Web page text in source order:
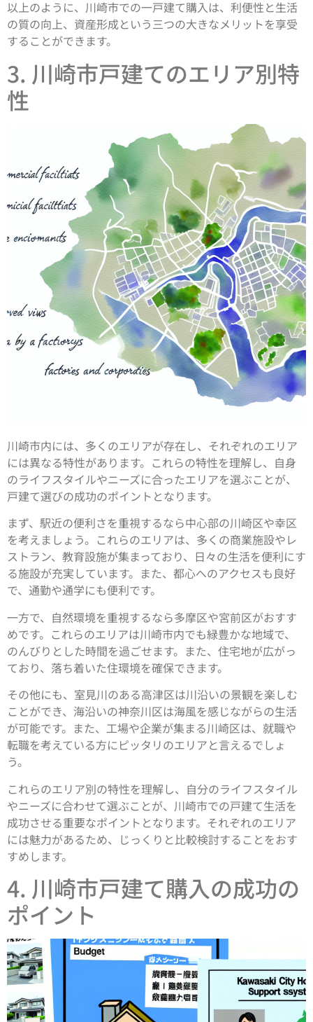
以上のように、川崎市での一戸建て購入は、利便性と生活
の質の向上、資産形成という三つの大きなメリットを享受
することができます。
3. 川崎市戸建てのエリア別特
性
川崎市内には、多くのエリアが存在し、それぞれのエリア
には異なる特性があります。これらの特性を理解し、自身
のライフスタイルやニーズに合ったエリアを選ぶことが、
戸建て選びの成功のポイントとなります。
まず、駅近の便利さを重視するなら中心部の川崎区や幸区
を考えましょう。これらのエリアは、多くの商業施設やレ
ストラン、教育設施が集まっており、日々の生活を便利にす
る施設が充実しています。また、都心へのアクセスも良好
で、通勤や通学にも便利です。
一方で、自然環境を重視するなら多摩区や宮前区がおすす
めです。これらのエリアは川崎市内でも緑豊かな地域で、
のんびりとした時間を過ごせます。また、住宅地が広がっ
ており、落ち着いた住環境を確保できます。
その他にも、室見川のある高津区は川沿いの景観を楽しむ
ことができ、海沿いの神奈川区は海風を感じながらの生活
が可能です。また、工場や企業が集まる川崎区は、就職や
転職を考えている方にピッタリのエリアと言えるでしょ
う。
これらのエリア別の特性を理解し、自分のライフスタイル
やニーズに合わせて選ぶことが、川崎市での戸建て生活を
成功させる重要なポイントとなります。それぞれのエリア
には魅力があるため、じっくりと比較検討することをおす
すめします。
4. 川崎市戸建て購入の成功の
ポイント